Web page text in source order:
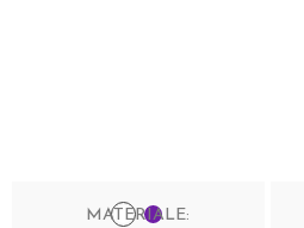
MATERIALE: